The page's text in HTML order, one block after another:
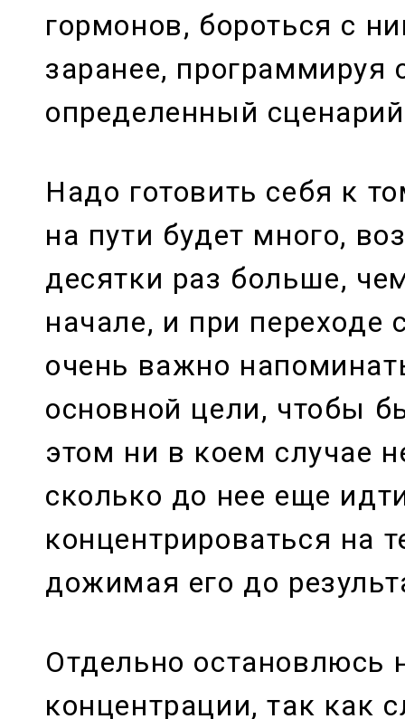
гормонов, бороться с
заранее, программируя
определенный
Надо готовить себя к
на пути будет много,
десятки раз больше,
начале, и при переходе
очень важно
основной цели, чтобы
этом ни в коем случае
сколько до нее еще
концентрироваться на
дожимая его до
Отдельно остановлюсь
концентрации, так как